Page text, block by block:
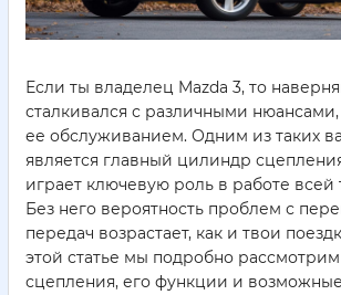
Если ты владелец Mazda 3, то
сталкивался с различными
ее обслуживанием. Одним из таких
является главный цилиндр
играет ключевую роль в работе всей
Без него вероятность проблем с
передач возрастает, как и твои
этой статье мы подробно
сцепления, его функции и возможные